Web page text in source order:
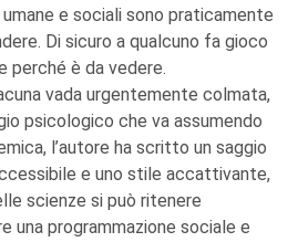
e sociali sono praticamente
Di sicuro a qualcuno fa gioco
perché è da vedere.
vada urgentemente colmata,
psicologico che va assumendo
l’autore ha scritto un saggio
e uno stile accattivante,
scienze si può ritenere
una programmazione sociale e